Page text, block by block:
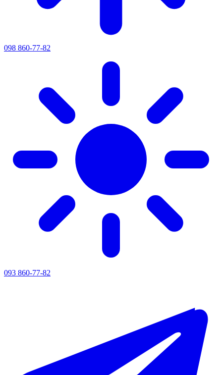
098 860-77-82
093 860-77-82